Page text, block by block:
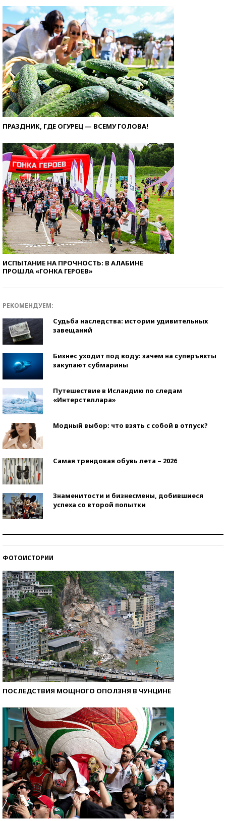
ПРАЗДНИК, ГДЕ ОГУРЕЦ — ВСЕМУ ГОЛОВА!
ИСПЫТАНИЕ НА ПРОЧНОСТЬ: В АЛАБИНЕ
ПРОШЛА «ГОНКА ГЕРОЕВ»
РЕКОМЕНДУЕМ:
Судьба наследства: истории удивительных
завещаний
Бизнес уходит под воду: зачем на суперъяхты
закупают субмарины
Путешествие в Исландию по следам
«Интерстеллара»
Модный выбор: что взять с собой в отпуск?
Самая трендовая обувь лета – 2026
Знаменитости и бизнесмены, добившиеся
успеха со второй попытки
ФОТОИСТОРИИ
ПОСЛЕДСТВИЯ МОЩНОГО ОПОЛЗНЯ В ЧУНЦИНЕ